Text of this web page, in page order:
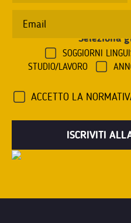
Seleziona
SOGGIORNI
STUDIO/LAVORO
ACCETTO LA